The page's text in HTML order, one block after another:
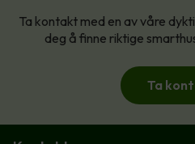
Ta kontakt med en av våre
deg å finne riktige
Ta